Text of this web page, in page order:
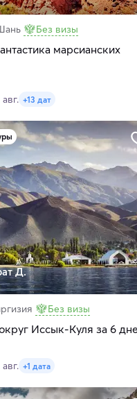
Без визы
марсианских
+13 дат
Д.
Без визы
Иссык-Куля за 6
+1 дата